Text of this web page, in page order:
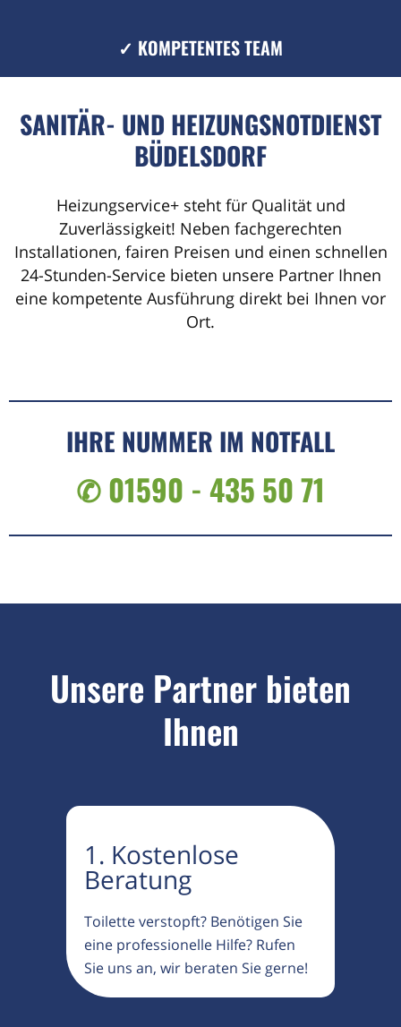
✓ KOMPETENTES TEAM
SANITÄR- UND HEIZUNGSNOTDIENST
BÜDELSDORF
Heizungservice+ steht für Qualität und
Zuverlässigkeit! Neben fachgerechten
Installationen, fairen Preisen und einen schnellen
24-Stunden-Service bieten unsere Partner Ihnen
eine kompetente Ausführung direkt bei Ihnen vor
Ort.
IHRE NUMMER IM NOTFALL
✆ 01590 - 435 50 71
Unsere Partner bieten
Ihnen
1. Kostenlose
Beratung
Toilette verstopft? Benötigen Sie
eine professionelle Hilfe? Rufen
Sie uns an, wir beraten Sie gerne!